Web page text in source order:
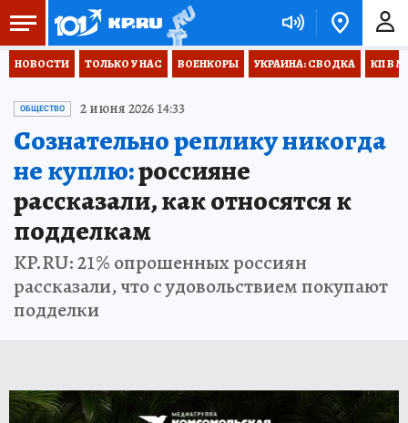
НОВОСТИ ТОЛЬКО У НАС ВОЕНКОРЫ УКРАИНА: СВОДКА КП В
ОБЩЕСТВО 2 июня 2026 14:33
Сознательно реплику никогда
не куплю:россияне
рассказали, как относятся к
подделкам
KP.RU: 21% опрошенных россиян
рассказали, что с удовольствием покупают
подделки